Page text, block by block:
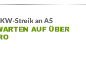
Streik an A5
AUF ÜBER